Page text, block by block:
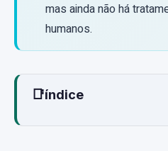
mas ainda não há
humanos.
📑índice